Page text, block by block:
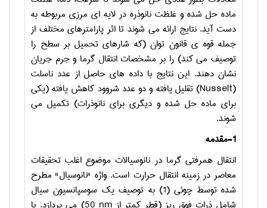
ماده حل شده و غلظت نانوذره در لایه ای مرزی مربوطه به
دست آید. نتایج ارائه می شوند تا اثر پارامترهای مختلف از
جمله قوه ی قانون توان (که شارهای تحمیل بر سطح را
توصیف می کند) را بر مشخصات انتقال گرما و جرم جریان
نشان دهند. این نتایج با داده های حاصل از عدد ناسلت
(
Nusselt) تقلیل یافته و دو عدد شروود کاهش یافته (یکی
برای ماده حل شده و دیگری برای نانوذرات) تکمیل می
شوند.
1- مقدمه
انتقال همرفتی گرما در نانوسیالات موضوع اغلب تحقیقات
معاصر در زمینه انتقال حرارت است. واژه "نانوسیال" مطرح
شده توسط چوئی (1) به توصیف یک سوسپانسیون سیال